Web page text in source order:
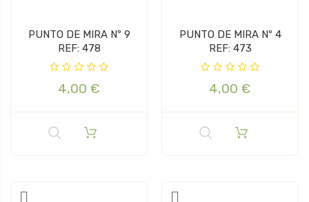
PUNTO DE MIRA Nº 9
REF: 478
4,00 €
PUNTO DE MIRA Nº 4
REF: 473
4,00 €